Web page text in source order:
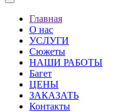
Toggle
navigationГлавная
О нас
УСЛУГИ
Сюжеты
НАШИ РАБОТЫ
Багет
ЦЕНЫ
ЗАКАЗАТЬ
Контакты